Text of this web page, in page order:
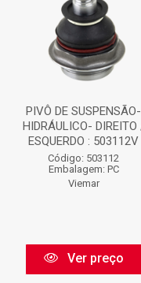
PIVÔ DE SUSPENSÃO-
HIDRÁULICO- DIREITO
ESQUERDO : 503112V
Código: 503112
Embalagem: PC
Viemar
Ver preço